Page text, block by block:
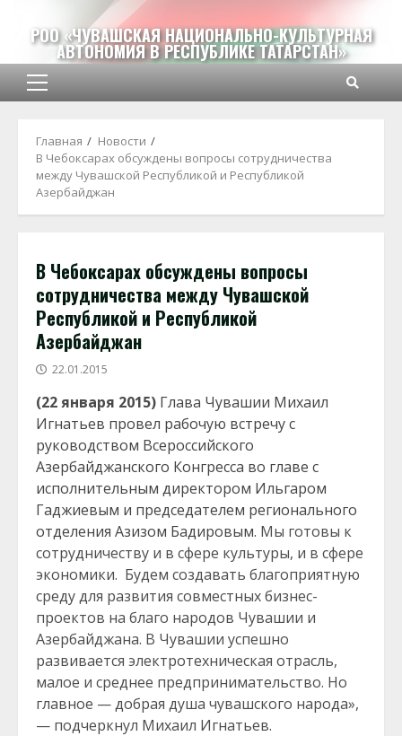
содержимому
РОО «ЧУВАШСКАЯ НАЦИОНАЛЬНО-КУЛЬТУРНАЯ
АВТОНОМИЯ В РЕСПУБЛИКЕ ТАТАРСТАН»
Основное
Главная
Новости
В Чебоксарах обсуждены вопросы сотрудничества
между Чувашской Республикой и Республикой
Азербайджан
В Чебоксарах обсуждены вопросы
сотрудничества между Чувашской
Республикой и Республикой
Азербайджан
22.01.2015
(22 января 2015) Глава Чувашии Михаил
Игнатьев провел рабочую встречу с
руководством Всероссийского
Азербайджанского Конгресса во главе с
исполнительным директором Ильгаром
Гаджиевым и председателем регионального
отделения Азизом Бадировым. Мы готовы к
сотрудничеству и в сфере культуры, и в сфере
экономики. Будем создавать благоприятную
среду для развития совместных бизнес-
проектов на благо народов Чувашии и
Азербайджана. В Чувашии успешно
развивается электротехническая отрасль,
малое и среднее предпринимательство. Но
главное — добрая душа чувашского народа»,
— подчеркнул Михаил Игнатьев.